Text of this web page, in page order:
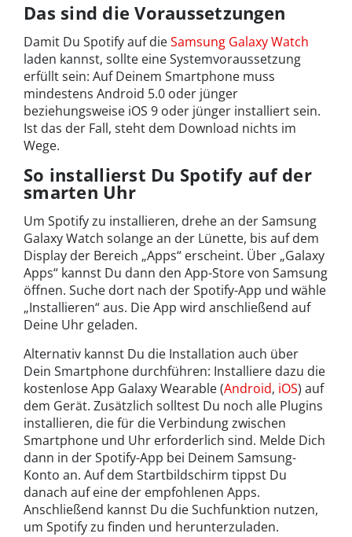
Das sind die Voraussetzungen
Damit Du Spotify auf dieSamsung Galaxy Watch
laden kannst, sollte eine Systemvoraussetzung
erfüllt sein: Auf Deinem Smartphone muss
mindestens Android 5.0 oder jünger
beziehungsweise iOS 9 oder jünger installiert sein.
Ist das der Fall, steht dem Download nichts im
Wege.
So installierst Du Spotify auf der
smarten Uhr
Um Spotify zu installieren, drehe an der Samsung
Galaxy Watch solange an der Lünette, bis auf dem
Display der Bereich „Apps“ erscheint. Über „Galaxy
Apps“ kannst Du dann den App-Store von Samsung
öffnen. Suche dort nach der Spotify-App und wähle
„Installieren“ aus. Die App wird anschließend auf
Deine Uhr geladen.
Alternativ kannst Du die Installation auch über
Dein Smartphone durchführen: Installiere dazu die
kostenlose App Galaxy Wearable (Android, iOS) auf
dem Gerät. Zusätzlich solltest Du noch alle Plugins
installieren, die für die Verbindung zwischen
Smartphone und Uhr erforderlich sind. Melde Dich
dann in der Spotify-App bei Deinem Samsung-
Konto an. Auf dem Startbildschirm tippst Du
danach auf eine der empfohlenen Apps.
Anschließend kannst Du die Suchfunktion nutzen,
um Spotify zu finden und herunterzuladen.